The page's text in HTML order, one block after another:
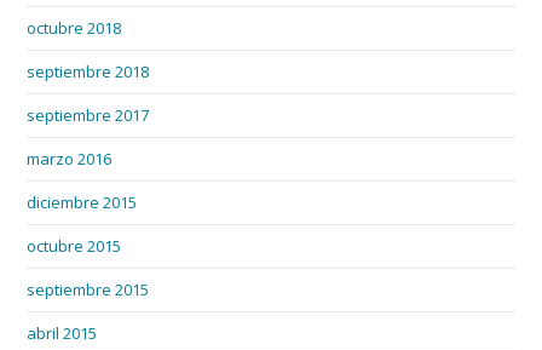
octubre 2018
septiembre 2018
septiembre 2017
marzo 2016
diciembre 2015
octubre 2015
septiembre 2015
abril 2015